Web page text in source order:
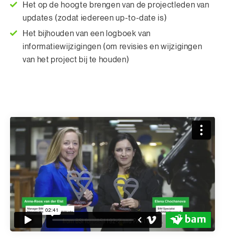
Het op de hoogte brengen van de projectleden van
updates (zodat iedereen up-to-date is)
Het bijhouden van een logboek van
informatiewijzigingen (om revisies en wijzigingen
van het project bij te houden)